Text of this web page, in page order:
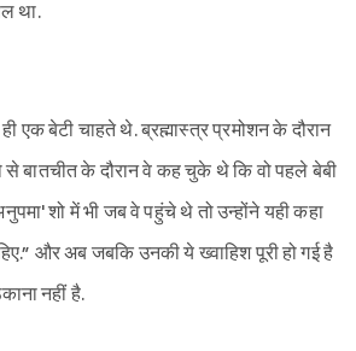
Sign in
था.
एक बेटी चाहते थे. ब्रह्मास्त्र प्रमोशन के दौरान
से बातचीत के दौरान वे कह चुके थे कि वो पहले बेबी
शो में भी जब वे पहुंचे थे तो उन्होंने यही कहा
और अब जबकि उनकी ये ख्वाहिश पूरी हो गई है
नहीं है.